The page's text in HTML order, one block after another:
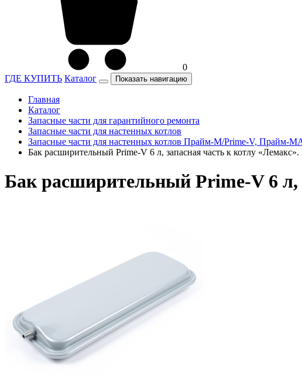
0
ГДЕ КУПИТЬ Каталог Показать навигацию
Главная
Каталог
Запасные части для гарантийного ремонта
Запасные части для настенных котлов
Запасные части для настенных котлов Прайм-М/Prime-V, Прайм-
Бак расширительный Prime-V 6 л, запасная часть к котлу
Бак расширительный Prime-V 6 л,